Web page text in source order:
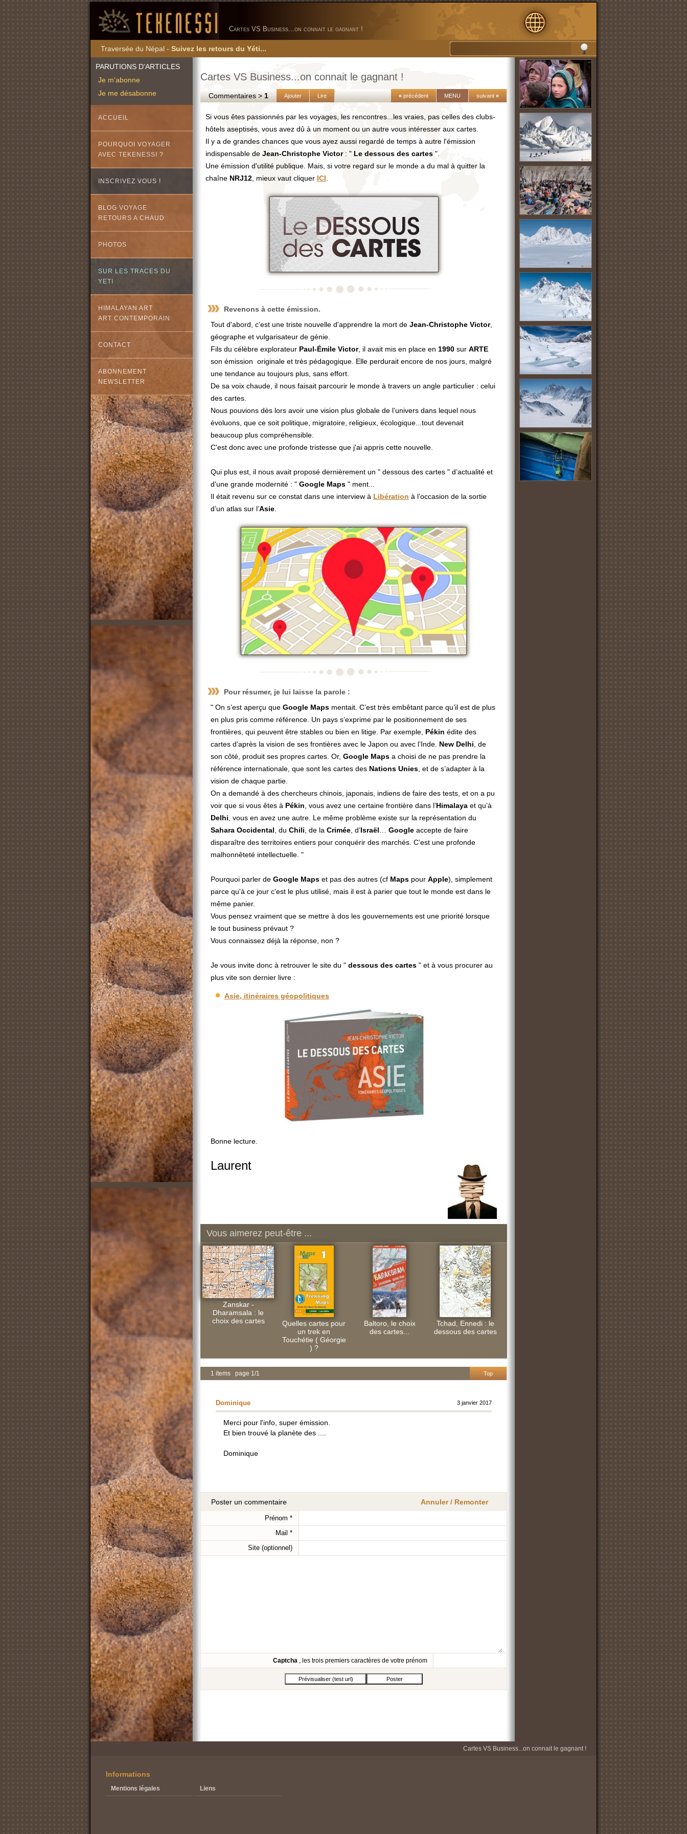
Cartes VS Business...on connait le gagnant !
Traversée du Népal - Suivez les retours du Yéti...
PARUTIONS D'ARTICLES
Je m'abonne
Je me désabonne
ACCUEIL
POURQUOI VOYAGER
AVEC TEKENESSI ?
INSCRIVEZ VOUS !
BLOG VOYAGE
RETOURS A CHAUD
PHOTOS
SUR LES TRACES DU
YETI
HIMALAYAN ART
ART CONTEMPORAIN
CONTACT
ABONNEMENT
NEWSLETTER
Cartes VS Business...on connait le gagnant !
Commentaires >1 Ajouter Lire suivant »
MENU
« précédent
Si vous êtes passionnés par les voyages, les rencontres...les vraies, pas celles des clubs-
hôtels aseptisés, vous avez dû à un moment ou un autre vous intéresser aux cartes.
Il y a de grandes chances que vous ayez aussi regardé de temps à autre l'émission
indispensable de Jean-Christophe Victor: " Le dessous des cartes ".
Une émission d'utilité publique. Mais, si votre regard sur le monde a du mal à quitter la
chaîne NRJ12 , mieux vaut cliquer ICI
Revenons à cette émission.
Tout d'abord, c'est une triste nouvelle d'apprendre la mort de Jean-Christophe Victor,
géographe et vulgarisateur de génie.
Fils du célèbre explorateur Paul-Émile Victor, il avait mis en place en 1990 sur ARTE
son émission originale et très pédagogique. Elle perdurait encore de nos jours, malgré
une tendance au toujours plus, sans effort.
De sa voix chaude, il nous faisait parcourir le monde à travers un angle particulier : celui
des cartes.
Nous pouvions dès lors avoir une vision plus globale de l’univers dans lequel nous
évoluons, que ce soit politique, migratoire, religieux, écologique...tout devenait
beaucoup plus compréhensible.
C'est donc avec une profonde tristesse que j'ai appris cette nouvelle.
Qui plus est, il nous avait proposé dernièrement un " dessous des cartes " d’actualité et
d'une grande modernité : " Google Maps " ment...
Il était revenu sur ce constat dans une interview à Libération à l’occasion de la sortie
d’un atlas sur l’Asie
Pour résumer, je lui laisse la parole :
" On s’est aperçu que Google Maps mentait. C’est très embêtant parce qu’il est de plus
en plus pris comme référence. Un pays s’exprime par le positionnement de ses
frontières, qui peuvent être stables ou bien en litige. Par exemple, Pékin édite des
cartes d’après la vision de ses frontières avec le Japon ou avec l’Inde. New Delhi , de
son côté, produit ses propres cartes. Or, Google Maps a choisi de ne pas prendre la
référence internationale, que sont les cartes des Nations Unies , et de s’adapter à la
vision de chaque partie.
On a demandé à des chercheurs chinois, japonais, indiens de faire des tests, et on a pu
voir que si vous êtes à Pékin , vous avez une certaine frontière dans l’Himalaya et qu’à
Delhi , vous en avez une autre. Le même problème existe sur la représentation du
Sahara Occidental , du Chili , de la Crimée , d’Israël Google accepte de faire
disparaître des territoires entiers pour conquérir des marchés. C’est une profonde
malhonnêteté intellectuelle. "
Pourquoi parler de Google Maps et pas des autres (cf Maps pour Apple), simplement
parce qu'à ce jour c'est le plus utilisé, mais il est à parier que tout le monde est dans le
même panier.
Vous pensez vraiment que se mettre à dos les gouvernements est une priorité lorsque
le tout business prévaut ?
Vous connaissez déjà la réponse, non ?
Je vous invite donc à retrouver le site du " dessous des cartes " et à vous procurer au
plus vite son dernier livre :
Asie, itinéraires géopolitiques
Bonne lecture.
Laurent
Vous aimerez peut-être ...
Zanskar -
Dharamsala : le
choix des cartes
Quelles cartes pour
un trek en
Touchétie ( Géorgie
) ?
Baltoro, le choix
des cartes...
Tchad, Ennedi : le
dessous des cartes
Top
1 items page 1/1
Dominique 3 janvier 2017
Merci pour l'info, super émission.
Et bien trouvé la planète des ....
Dominique
Annuler / Remonter
Poster un commentaire
Prénom *
Mail *
Site (optionnel)
Captcha , les trois premiers caractères de votre prénom
Cartes VS Business...on connait le gagnant !
Informations
Mentions légales Liens